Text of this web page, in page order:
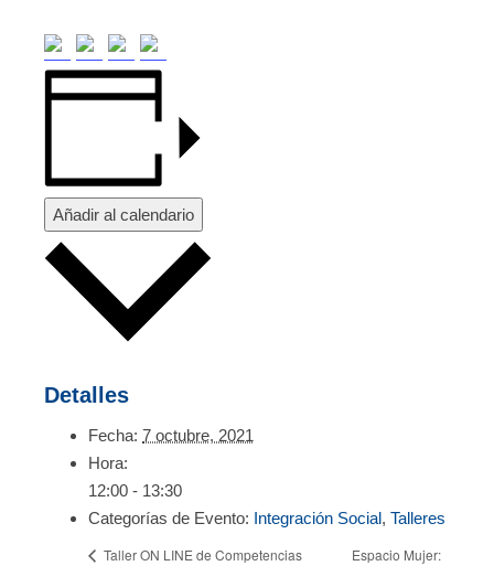
Añadir al calendario
Detalles
Fecha: 7 octubre, 2021
Hora:
12:00 - 13:30
Categorías de Evento: Integración Social, Talleres
Taller ON LINE de Competencias
Espacio Mujer: